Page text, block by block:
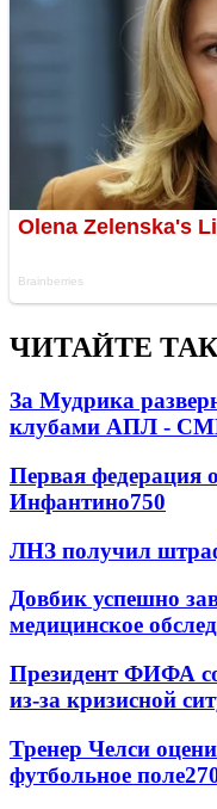
ЧИТАЙТЕ
За Мудрика
клубами АПЛ -
Первая федерация
Инфантино750
ЛНЗ получил
Довбик успешно
медицинское
Президент ФИФА
из-за кризисной
Тренер Челси
футбольное поле